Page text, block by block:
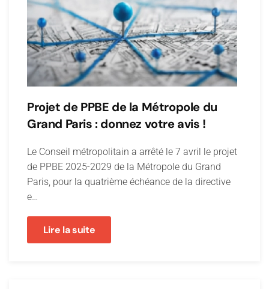
Projet de PPBE de la Métropole du
Grand Paris : donnez votre avis !
Le Conseil métropolitain a arrêté le 7 avril le projet
de PPBE 2025-2029 de la Métropole du Grand
Paris, pour la quatrième échéance de la directive
e…
Lire la suite